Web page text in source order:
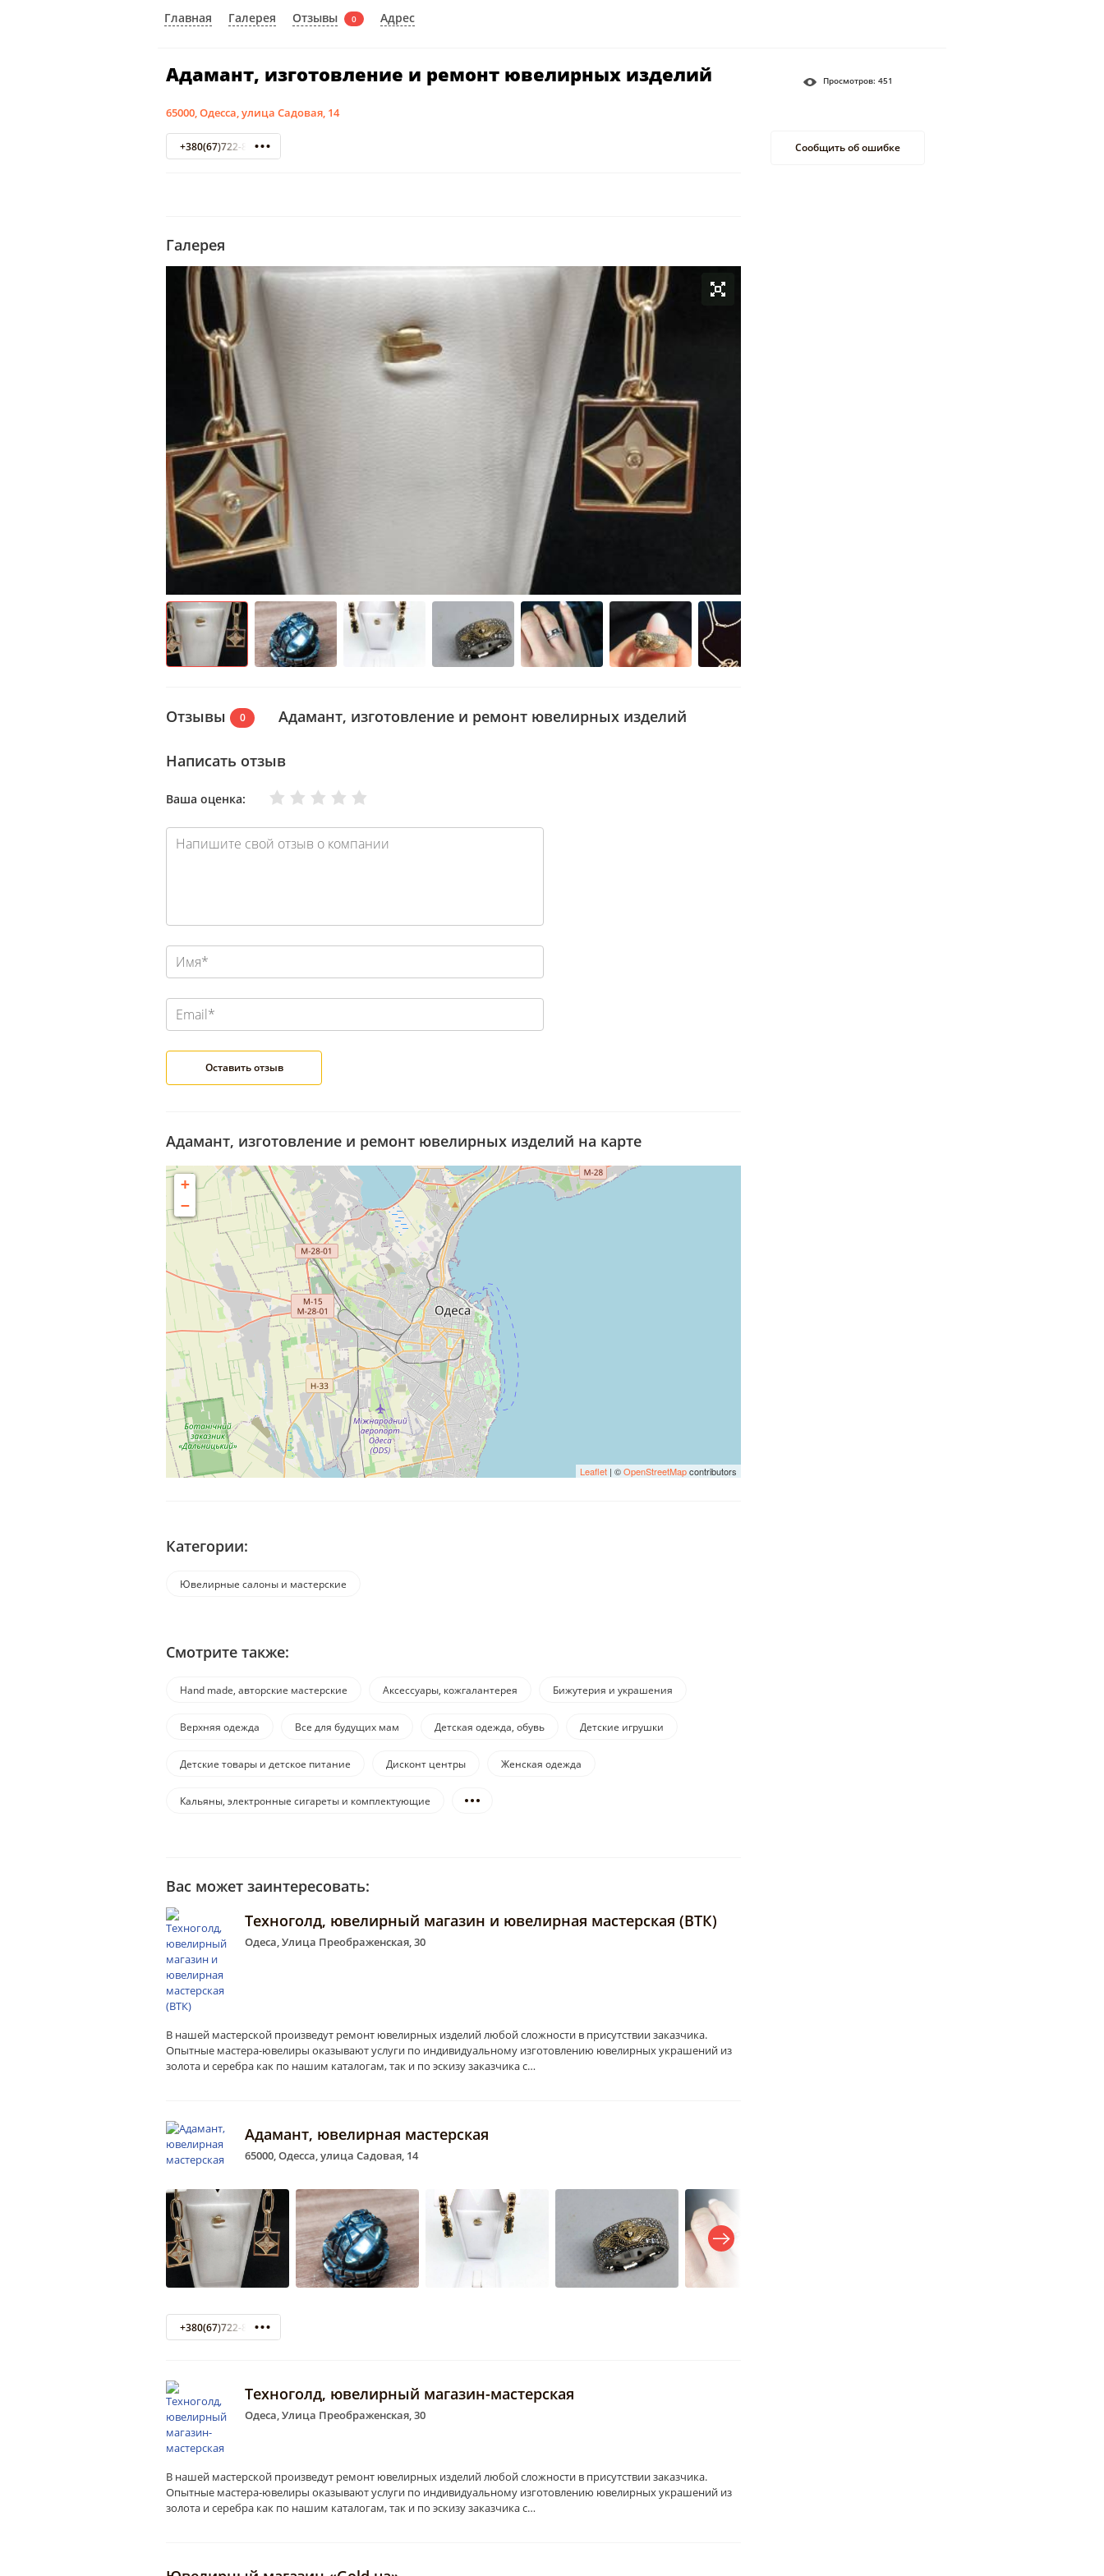
Главная Галерея Отзывы 0 Адрес
Адамант, изготовление и ремонт ювелирных изделий
65000, Одесса, улица Садовая, 14
+380(67)722-81-52
Галерея
Отзывы 0 Адамант, изготовление и ремонт ювелирных изделий
Написать отзыв
Ваша оценка: Отлично
Хорошо
Нормально
Плохо
Очень плохо
Адамант, изготовление и ремонт ювелирных изделий на карте
+
−
Leaflet | ©OpenStreetMapcontributors
Категории:
Ювелирные салоны и мастерские
Смотрите также:
Hand made, авторские мастерские Аксессуары, кожгалантерея Бижутерия и украшения
Верхняя одежда Все для будущих мам Детская одежда, обувь Детские игрушки
Детские товары и детское питание Дисконт центры Женская одежда
Кальяны, электронные сигареты и комплектующие
Вас может заинтересовать:
Техноголд, ювелирный магазин и ювелирная мастерская (ВТК)
Одеса, Улица Преображенская, 30
В нашей мастерской произведут ремонт ювелирных изделий любой сложности в присутствии заказчика.
Опытные мастера-ювелиры оказывают услуги по индивидуальному изготовлению ювелирных украшений из
золота и серебра как по нашим каталогам, так и по эскизу заказчика с…
Адамант, ювелирная мастерская
65000, Одесса, улица Садовая, 14
+380(67)722-81-52
Техноголд, ювелирный магазин-мастерская
Одеса, Улица Преображенская, 30
В нашей мастерской произведут ремонт ювелирных изделий любой сложности в присутствии заказчика.
Опытные мастера-ювелиры оказывают услуги по индивидуальному изготовлению ювелирных украшений из
золота и серебра как по нашим каталогам, так и по эскизу заказчика с…
Просмотров: 451
Сообщить об ошибке